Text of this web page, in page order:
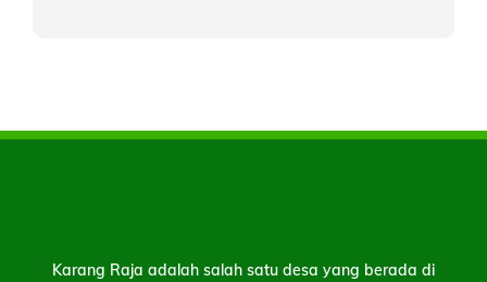
Karang Raja adalah salah satu desa yang berada di